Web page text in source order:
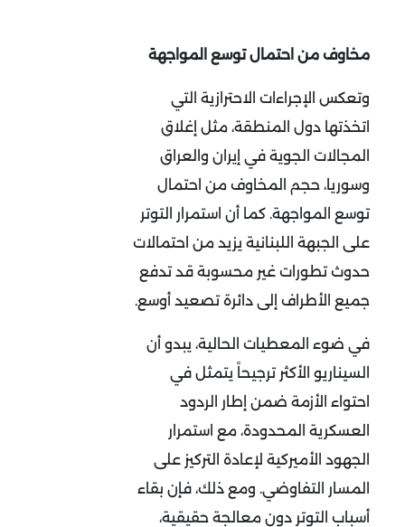
مخاوف من احتمال توسع المواجهة
وتعكس الإجراءات الاحترازية التي
اتخذتها دول المنطقة، مثل إغلاق
المجالات الجوية في إيران والعراق
وسوريا، حجم المخاوف من احتمال
توسع المواجهة. كما أن استمرار التوتر
على الجبهة اللبنانية يزيد من احتمالات
حدوث تطورات غير محسوبة قد تدفع
جميع الأطراف إلى دائرة تصعيد أوسع.
في ضوء المعطيات الحالية، يبدو أن
السيناريو الأكثر ترجيحاً يتمثل في
احتواء الأزمة ضمن إطار الردود
العسكرية المحدودة، مع استمرار
الجهود الأميركية لإعادة التركيز على
المسار التفاوضي. ومع ذلك، فإن بقاء
أسباب التوتر دون معالجة حقيقية،